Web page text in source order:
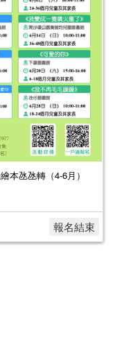
本氹氹轉（4-6月）
報名結束